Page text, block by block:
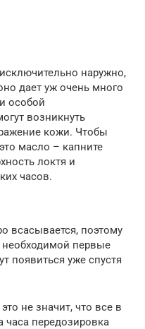
наружно,
дает уж очень много
особой
возникнуть
кожи. Чтобы
масло – капните
локтя и
часов.
всасывается, поэтому
необходимой первые
появиться уже спустя
не значит, что все в
часа передозировка